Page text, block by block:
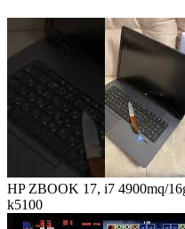
HP ZBOOK 17, i7 4900mq/
k5100